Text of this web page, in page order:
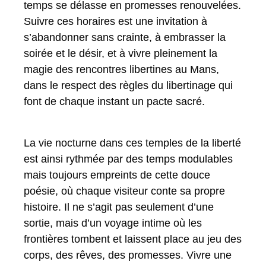
temps se délasse en promesses renouvelées.
Suivre ces horaires est une invitation à
s’abandonner sans crainte, à embrasser la
soirée et le désir, et à vivre pleinement la
magie des rencontres libertines au Mans,
dans le respect des règles du libertinage qui
font de chaque instant un pacte sacré.
La vie nocturne dans ces temples de la liberté
est ainsi rythmée par des temps modulables
mais toujours empreints de cette douce
poésie, où chaque visiteur conte sa propre
histoire. Il ne s’agit pas seulement d’une
sortie, mais d’un voyage intime où les
frontières tombent et laissent place au jeu des
corps, des rêves, des promesses. Vivre une